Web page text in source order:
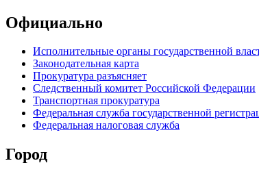
Официально
Исполнительные органы государственной
Законодательная карта
Прокуратура разъясняет
Следственный комитет Российской Федерации
Транспортная прокуратура
Федеральная служба государственной
Федеральная налоговая служба
Город